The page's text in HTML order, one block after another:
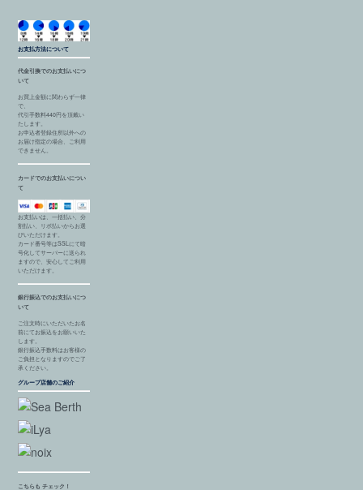
お支払方法について
代金引換でのお支払いにつ
いて
お買上金額に関わらず一律
で、
代引手数料440円を頂戴い
たします。
お申込者登録住所以外への
お届け指定の場合、ご利用
できません。
カードでのお支払いについ
て
お支払いは、一括払い、分
割払い、リボ払いからお選
びいただけます。
カード番号等はSSLにて暗
号化してサーバーに送られ
ますので、安心してご利用
いただけます。
銀行振込でのお支払いにつ
いて
ご注文時にいただいたお名
前にてお振込をお願いいた
します。
銀行振込手数料はお客様の
ご負担となりますのでご了
承ください。
グループ店舗のご紹介
こちらも チェック！